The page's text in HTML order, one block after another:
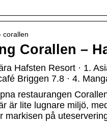
corallen
Corallen –
Hafsten Resort · 1.
Briggen 7.8 · 4.
restaurangen
är lite lugnare miljö,
markisen på